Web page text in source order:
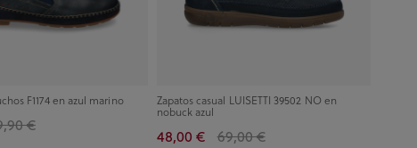
F1174 en azul marino
€
Zapatos casual LUISETTI 39502 NO en
nobuck azul
48,00 € 69,00 €